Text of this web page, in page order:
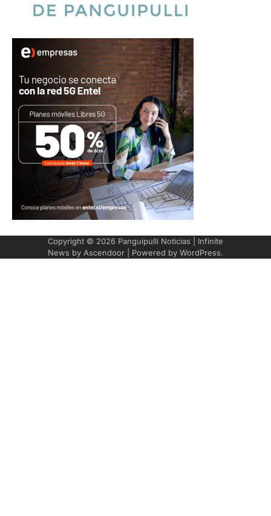
Copyright © 2026 Panguipulli Noticias | Infinite
News by Ascendoor | Powered by WordPress.